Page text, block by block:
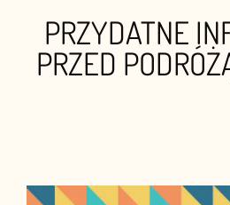
PRZYDATNE
PRZED